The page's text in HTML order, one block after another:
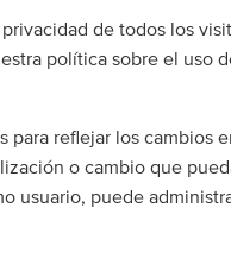
de todos los
política sobre el uso
para reflejar los cambios
o cambio que
usuario, puede